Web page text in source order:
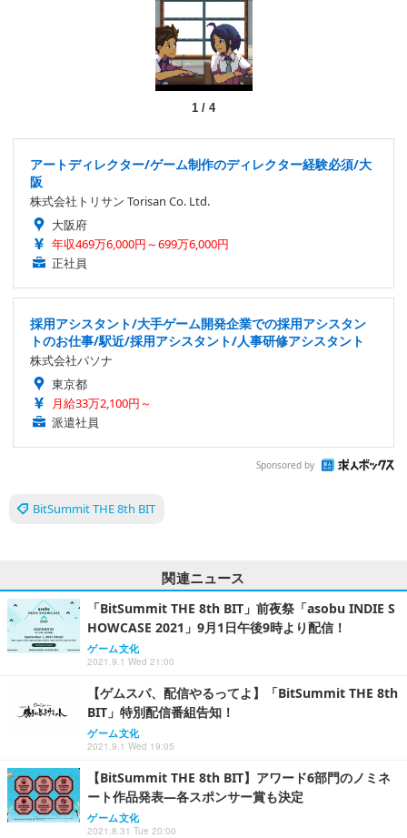
1/ 4
アートディレクター/ゲーム制作のディレクター経験必須/大
阪
株式会社トリサン Torisan Co. Ltd.
大阪府
年収469万6,000円～699万6,000円
正社員
採用アシスタント/大手ゲーム開発企業での採用アシスタン
トのお仕事/駅近/採用アシスタント/人事研修アシスタント
株式会社パソナ
東京都
月給33万2,100円～
派遣社員
Sponsored by
BitSummit THE 8th BIT
関連ニュース
「BitSummit THE 8th BIT」前夜祭「asobu INDIE S
HOWCASE 2021」9月1日午後9時より配信！
ゲーム文化
2021.9.1 Wed 21:00
【ゲムスパ、配信やるってよ】「BitSummit THE 8th
BIT」特別配信番組告知！
ゲーム文化
2021.9.1 Wed 19:05
【BitSummit THE 8th BIT】アワード6部門のノミネ
ート作品発表―各スポンサー賞も決定
ゲーム文化
2021.8.31 Tue 20:00